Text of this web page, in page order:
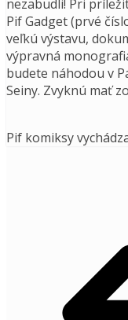
nezabudli! Pri
Pif Gadget (prvé
veľkú výstavu,
výpravná
budete náhodou v
Seiny. Zvyknú mať
Pif komiksy